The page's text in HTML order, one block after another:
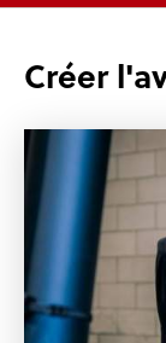
Créer